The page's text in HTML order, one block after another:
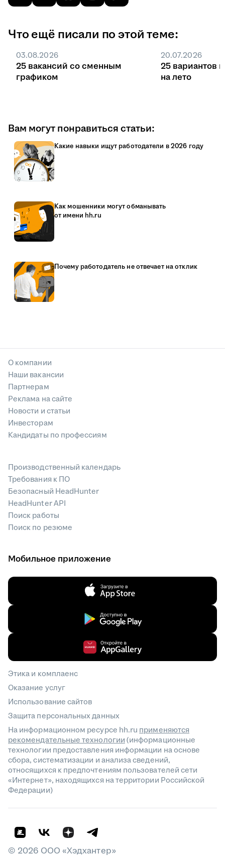
Что ещё писали по этой теме:
03.08.2026
25 вакансий со сменным
графиком
20.07.2026
25 вариантов
на лето
Вам могут понравиться статьи:
Какие навыки ищут работодатели в 2026 году
Как мошенники могут обманывать
от имени hh.ru
Почему работодатель не отвечает на отклик
О компании
Наши вакансии
Партнерам
Реклама на сайте
Новости и статьи
Инвесторам
Кандидаты по профессиям
Производственный календарь
Требования к ПО
Безопасный HeadHunter
HeadHunter API
Поиск работы
Поиск по резюме
Мобильное приложение
Этика и комплаенс
Оказание услуг
Использование сайтов
Защита персональных данных
На информационном ресурсе hh.ru применяются
рекомендательные технологии(информационные
технологии предоставления информации на основе
сбора, систематизации и анализа сведений,
относящихся к предпочтениям пользователей сети
«Интернет», находящихся на территории Российской
Федерации)
© 2026 ООО «Хэдхантер»